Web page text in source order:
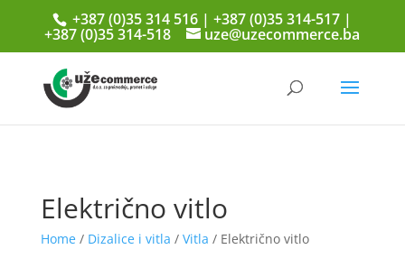
+387 (0)35 314 516 | +387 (0)35 314-517 |
+387 (0)35 314-518 uze@uzecommerce.ba
Električno vitlo
Home/ Dizalice i vitla / Vitla / Električno vitlo